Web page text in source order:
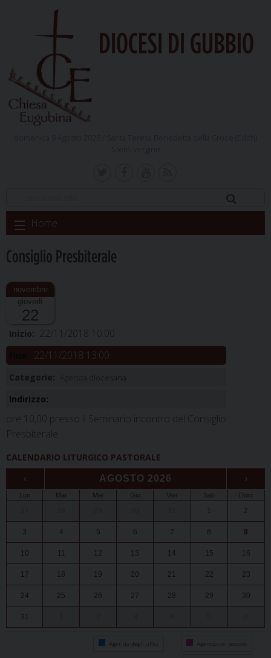
DIOCESI DI GUBBIO
Skip
to
Home
Consiglio Presbiterale
giovedì
22
Inizio: 22/11/2018 10:00
22/11/2018 13:00
Categorie:
Indirizzo:
ore 10,00 presso il Seminario incontro del Consiglio
Presbiterale
CALENDARIO LITURGICO PASTORALE
‹ AGOSTO 2026 ›
Lun Mar Mer Gio Ven Sab Dom
1 2
3 4 5 6 7 8 9
10 11 12 13 14 15 16
17 18 19 20 21 22 23
24 25 26 27 28 29 30
31
Agenda degli uffici Agenda del vescovo